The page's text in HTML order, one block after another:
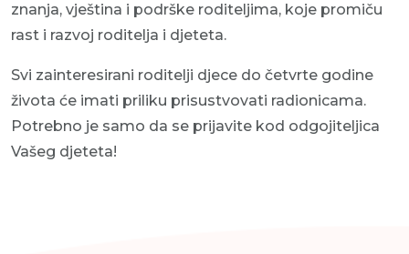
znanja, vještina i podrške roditeljima, koje promiču
rast i razvoj roditelja i djeteta.
Svi zainteresirani roditelji djece do četvrte godine
života će imati priliku prisustvovati radionicama.
Potrebno je samo da se prijavite kod odgojiteljica
Vašeg djeteta!